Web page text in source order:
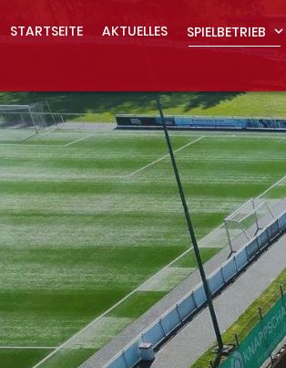
STARTSEITE AKTUELLES SPIELBETRIEB expand_more